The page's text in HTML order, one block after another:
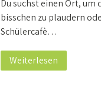
Du suchst einen Ort,
bisschen zu plaudern
Schülercafè…
Weiterlesen